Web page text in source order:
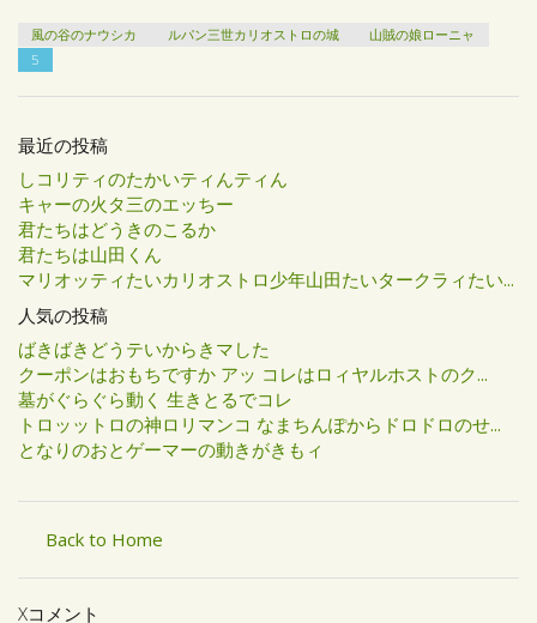
風の谷のナウシカ ルパン三世カリオストロの城
山賊の娘ローニャ
5
最近の投稿
しコリティのたかいティんティん
キャーの火タ三のエッちー
君たちはどうきのこるか
君たちは山田くん
マリオッティたいカリオストロ少年山田たいタークラィたい...
人気の投稿
ばきばきどうテいからきマした
クーポンはおもちですか アッ コレはロィヤルホストのク...
墓がぐらぐら動く 生きとるでコレ
トロッットロの神ロリマンコ なまちんぽからドロドロのせ...
となりのおとゲーマーの動きがきもィ
Back to Home
Xコメント